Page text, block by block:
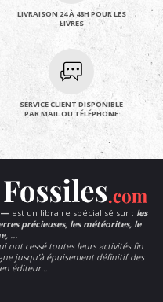
LIVRAISON 24 À 48H POUR LES
LIVRES
SERVICE CLIENT DISPONIBLE
PAR MAIL OU TÉLÉPHONE
— est un libraire spécialisé sur : les
précieuses, les météorites, le
…
ont cessé toutes leurs activités fin
jusqu’à épuisement définitif des
éditeur…